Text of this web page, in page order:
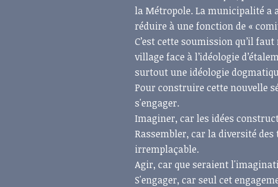
la Métropole. La municipalité a
réduire à une fonction de «
C’est cette soumission qu’il
village face à l’idéologie
surtout une idéologie
Pour construire cette nouvelle
s'engager.
Imaginer, car les idées
Rassembler, car la diversité
irremplaçable.
Agir, car que seraient
S'engager, car seul cet